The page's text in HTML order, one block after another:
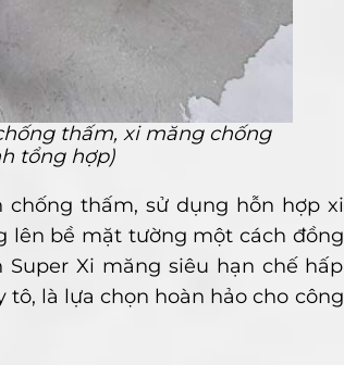
thấm, xi măng chống
tổng hợp)
thấm, sử dụng hỗn hợp xi
lên bề mặt tường một cách đồng
Super Xi măng siêu hạn chế hấp
tô, là lựa chọn hoàn hảo cho công